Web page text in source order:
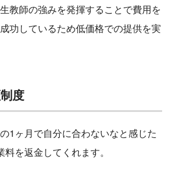
教師の強みを発揮することで費用を
功しているため低価格での提供を実
度
1ヶ月で自分に合わないなと感じた
を返金してくれます。